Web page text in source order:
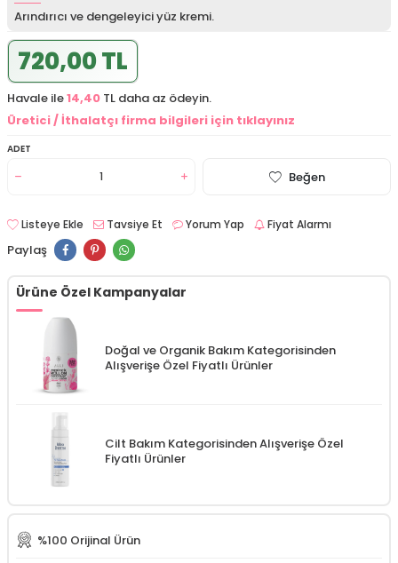
Arındırıcı ve dengeleyici yüz kremi.
720,00 TL
Havale ile14,40 TL daha az ödeyin.
Üretici / İthalatçı firma bilgileri için tıklayınız
ADET
Beğen
Listeye Ekle Tavsiye Et Yorum Yap Fiyat Alarmı
Paylaş
Ürüne Özel Kampanyalar
Doğal ve Organik Bakım Kategorisinden
Alışverişe Özel Fiyatlı Ürünler
Cilt Bakım Kategorisinden Alışverişe Özel
Fiyatlı Ürünler
%100 Orijinal Ürün